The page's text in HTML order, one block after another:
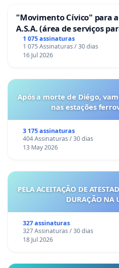
"Movimento Cívico" para
A.S.A. (área de serviços
Coimbra
1 075 assinaturas
1 075 Assinaturas / 30 dias
16 Jul 2026
Após a morte de Diégo,
nas estações
3 175 assinaturas
404 Assinaturas / 30 dias
13 May 2026
PELA ACEITAÇÃO DE
DURAÇÃO NA
327 assinaturas
327 Assinaturas / 30 dias
18 Jul 2026